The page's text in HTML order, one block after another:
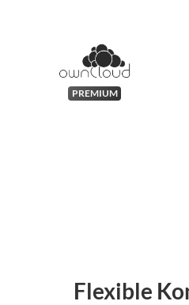
PREMIUM
Flexible